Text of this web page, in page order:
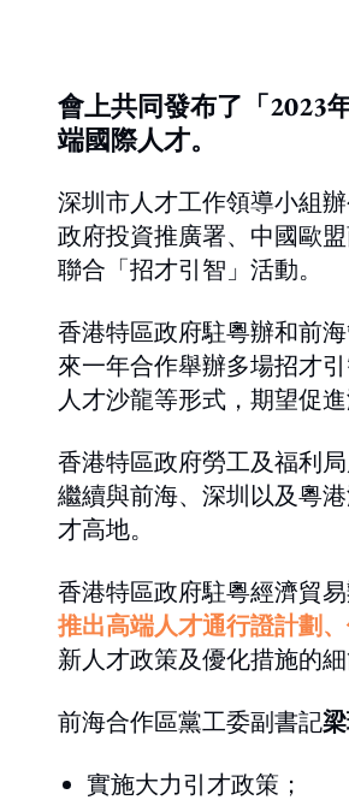
會上共同發布了「2023
端國際人才。
深圳市人才工作領導小組
政府投資推廣署、中國歐
聯合「招才引智」活動。
香港特區政府駐粵辦和前
來一年合作舉辦多場招才
人才沙龍等形式，期望促
香港特區政府勞工及福利
繼續與前海、深圳以及粵
才高地。
香港特區政府駐粵經濟貿
推出高端人才通行證計劃
新人才政策及優化措施的細
前海合作區黨工委副書記
實施大力引才政策；